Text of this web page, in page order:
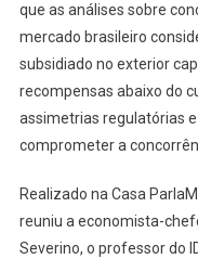
que as análises sobre
mercado brasileiro
subsidiado no exterior
recompensas abaixo do
assimetrias regulatórias
comprometer a
Realizado na Casa
reuniu a economista-
Severino, o professor do